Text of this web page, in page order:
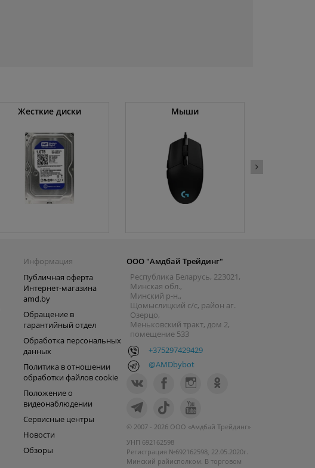
Жесткие диски Мыши
Информация
Публичная оферта
Интернет-магазина
amd.by
Обращение в
гарантийный отдел
Обработка персональных
данных
Политика в отношении
обработки файлов cookie
Положение о
видеонаблюдении
Сервисные центры
Новости
Обзоры
ООО "Амдбай Трейдинг"
Республика Беларусь, 223021,
Минская обл.,
Минский р-н.,
Щомыслицкий с/с, район аг.
Озерцо,
Меньковский тракт, дом 2,
помещение 533
+375297429429
@AMDbybot
© 2007 - 2026 ООО «Амдбай Трейдинг»
УНП 692162598
Регистрация №692162598, 22.05.2020г.
Минский райисполком. В торговом